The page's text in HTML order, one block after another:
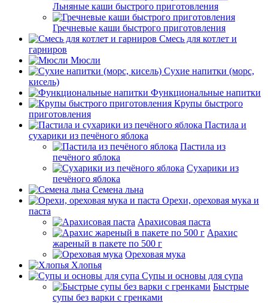
Льняные каши быстрого приготовления
Гречневые каши быстрого приготовления
Смесь для котлет и
гарниров
Мюсли
Сухие напитки (морс,
кисель)
Функциональные напитки
Крупы быстрого
приготовления
Пастила и
сухарики из печёного яблока
Пастила из
печёного яблока
Сухарики из
печёного яблока
Семена льна
Орехи, ореховая мука и
паста
Арахисовая паста
Арахис
жареный в пакете по 500 г
Ореховая мука
Хлопья
Супы и основы для супа
Быстрые
супы без варки с гренками